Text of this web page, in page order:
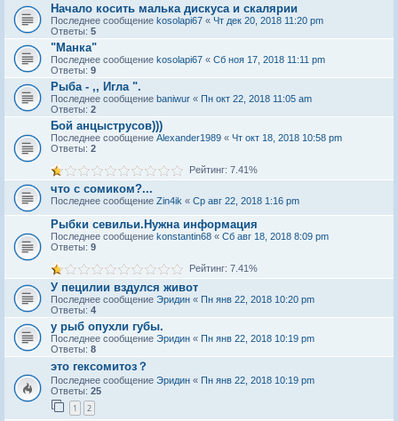
Начало косить малька дискуса и скалярии
Последнее сообщение kosolapi67 « Чт дек 20, 2018 11:20 pm
Ответы: 5
"Манка"
Последнее сообщение kosolapi67 « Сб ноя 17, 2018 11:11 pm
Ответы: 9
Рыба - ,, Игла ".
Последнее сообщение baniwur « Пн окт 22, 2018 11:05 am
Ответы: 2
Бой анцыструсов)))
Последнее сообщение Alexander1989 « Чт окт 18, 2018 10:58 pm
Ответы: 2
Рейтинг: 7.41%
что с сомиком?...
Последнее сообщение Zin4ik « Ср авг 22, 2018 1:16 pm
Рыбки севильи.Нужна информация
Последнее сообщение konstantin68 « Сб авг 18, 2018 8:09 pm
Ответы: 9
Рейтинг: 7.41%
У пецилии вздулся живот
Последнее сообщение Эридин « Пн янв 22, 2018 10:20 pm
Ответы: 4
у рыб опухли губы.
Последнее сообщение Эридин « Пн янв 22, 2018 10:19 pm
Ответы: 8
это гексомитоз？
Последнее сообщение Эридин « Пн янв 22, 2018 10:19 pm
Ответы: 25
1 2